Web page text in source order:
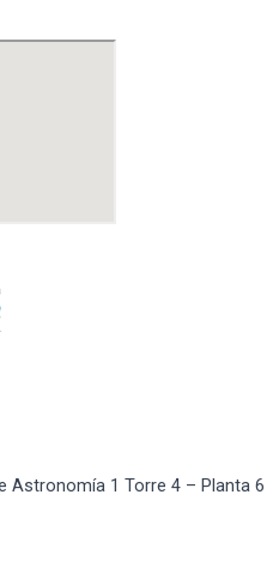
Astronomía 1 Torre 4 – Planta 6